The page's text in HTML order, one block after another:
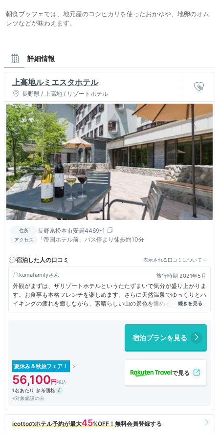
朝食ブッフェでは、地元産のコシヒカリを使ったおかゆや、地卵のオム
レツなどが味わえます。
詳細情報
上高地ルミエスタホテル
長野県 / 上高地 / リゾートホテル
住所 長野県松本市安曇4469-1
アクセス 「帝国ホテル前」バス停より徒歩約10分
宿泊した人の口コミ 表示される口コミについて
kumafamily 旅行時期 2021年5月
外観がまずは、ザリゾートホテルというたたずまいで気分が盛り上がりま
す。お食事も本格フレンチを楽しめます。さらに天然温泉でゆっくりとハ
イキングの疲れを癒しながら、素晴らしい山の景色を眺めることができま
す。
宿泊プランを見る
夏休み＆秋旅フェア！
56,100
1名あたり 参考価格
※対象施設のみ